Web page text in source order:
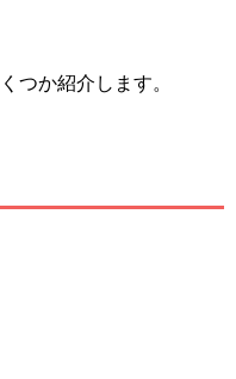
つか紹介します。